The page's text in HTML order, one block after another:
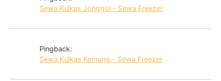
Sewa Kulkas Jonggol - Sewa Freezer
Pingback:
Sewa Kulkas Kemang - Sewa Freezer